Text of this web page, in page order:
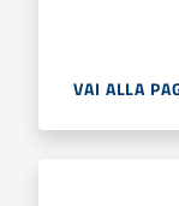
VAI ALLA